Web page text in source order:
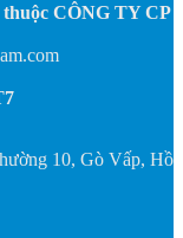
CÔNG TY CP
10, Gò Vấp, Hồ